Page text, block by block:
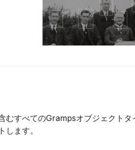
すべてのGrampsオブジェクトタ
ます。